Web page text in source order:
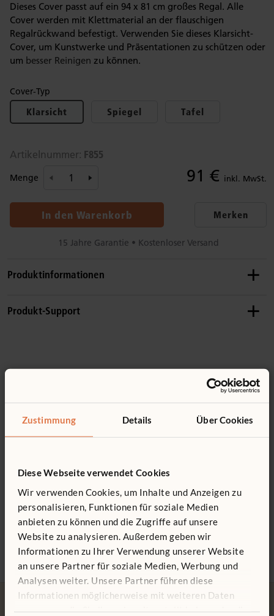
Zustimmung Details Über Cookies
Diese Webseite verwendet Cookies
Wir verwenden Cookies, um Inhalte und Anzeigen zu
personalisieren, Funktionen für soziale Medien
anbieten zu können und die Zugriffe auf unsere
Website zu analysieren. Außerdem geben wir
Informationen zu Ihrer Verwendung unserer Website
an unsere Partner für soziale Medien, Werbung und
Analysen weiter. Unsere Partner führen diese
Informationen möglicherweise mit weiteren Daten
zusammen, die Sie ihnen bereitgestellt haben oder die
Dieses Cover passt auf ein 94 x 81 cm großes Regal. Alle
Cover werden mit Klettmaterial an der flauschigen
Regalrückwand befestigt. Verwenden Sie dieses Klarsicht-
Cover, um Kunstwerke und Präsentationen zu schützen oder
um besser Reinigen zu können.
Cover-Typ
Klarsicht Spiegel Tafel
Artikelnummer: F855
Menge 91 € inkl. MwSt.
In den Warenkorb Merken
15 Jahre Garantie • Kostenloser Versand
Produktinformationen
Für Regale, die 81 cm hoch und 94 cm lang sind.
Kann an diesen Regalen befestigt werden: F575, F576,
F633, F634, F665, F686, F696
Aus robustem PETG
Produkt-Support
Das könnte Sie interessieren ...
Verstellbares Regal
94 x 81 cm
674 €
Abschließbarer
Regalschrank
94 x 81 cm
1.012 €